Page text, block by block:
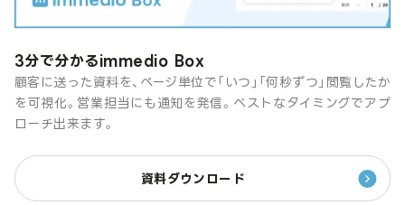
3分で分かるimmedio Box
顧客に送った資料を、ページ単位で「いつ」「何秒ずつ」閲覧したか
を可視化。営業担当にも通知を発信。ベストなタイミングでアプ
ローチ出来ます。
資料ダウンロード